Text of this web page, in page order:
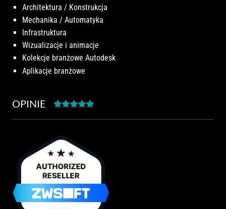
Architektura / Konstrukcja
Mechanika / Automatyka
Infrastruktura
Wizualizacje i animacje
Kolekcje branżowe Autodesk
Aplikacje branżowe
OPINIE